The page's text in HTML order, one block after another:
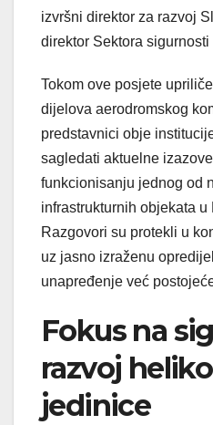
izvršni direktor za razvoj
direktor Sektora
Tokom ove posjete
dijelova aerodromskog
predstavnici obje
sagledati aktuelne
funkcionisanju jednog od
infrastrukturnih objekata
Razgovori su protekli u
uz jasno izraženu
unapređenje već
Fokus na
razvoj
jedinice